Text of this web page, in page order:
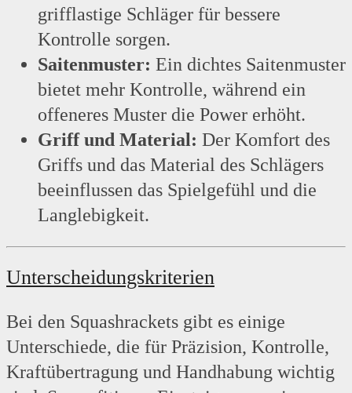
grifflastige Schläger für bessere
Kontrolle sorgen.
Saitenmuster: Ein dichtes Saitenmuster
bietet mehr Kontrolle, während ein
offeneres Muster die Power erhöht.
Griff und Material: Der Komfort des
Griffs und das Material des Schlägers
beeinflussen das Spielgefühl und die
Langlebigkeit.
Unterscheidungskriterien
Bei den Squashrackets gibt es einige
Unterschiede, die für Präzision, Kontrolle,
Kraftübertragung und Handhabung wichtig